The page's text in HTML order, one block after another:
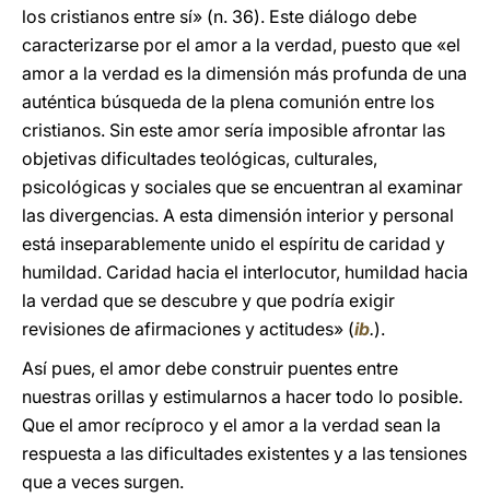
los cristianos entre sí» (n. 36). Este diálogo debe
caracterizarse por el amor a la verdad, puesto que «el
amor a la verdad es la dimensión más profunda de una
auténtica búsqueda de la plena comunión entre los
cristianos. Sin este amor sería imposible afrontar las
objetivas dificultades teológicas, culturales,
psicológicas y sociales que se encuentran al examinar
las divergencias. A esta dimensión interior y personal
está inseparablemente unido el espíritu de caridad y
humildad. Caridad hacia el interlocutor, humildad hacia
la verdad que se descubre y que podría exigir
revisiones de afirmaciones y actitudes» (ib.).
Así pues, el amor debe construir puentes entre
nuestras orillas y estimularnos a hacer todo lo posible.
Que el amor recíproco y el amor a la verdad sean la
respuesta a las dificultades existentes y a las tensiones
que a veces surgen.